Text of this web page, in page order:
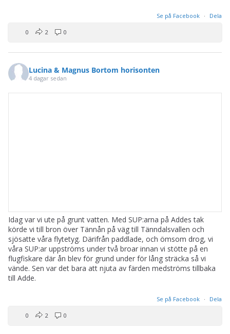
Se på Facebook · Dela
0 2 0
Lucina & Magnus Bortom horisonten
4 dagar sedan
Idag var vi ute på grunt vatten. Med SUP:arna på Addes tak
körde vi till bron över Tännån på väg till Tänndalsvallen och
sjösatte våra flytetyg. Därifrån paddlade, och ömsom drog, vi
våra SUP:ar uppströms under två broar innan vi stötte på en
flugfiskare där ån blev för grund under för lång sträcka så vi
vände. Sen var det bara att njuta av färden medströms tillbaka
till Adde.
Se på Facebook · Dela
0 2 0